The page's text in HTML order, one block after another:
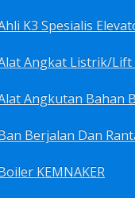
KEMNAKER